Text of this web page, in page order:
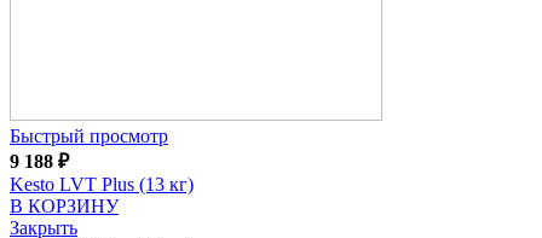
Быстрый просмотр
9 188 ₽
Kesto LVT Plus (13 кг)
В КОРЗИНУ
Закрыть